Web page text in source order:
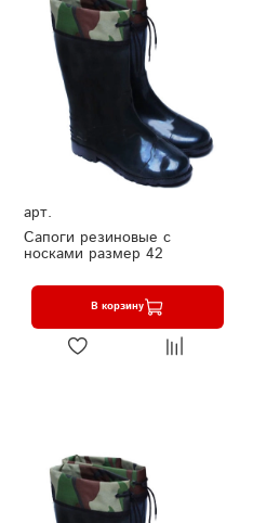
арт.
Сапоги резиновые с
носками размер 42
В корзину